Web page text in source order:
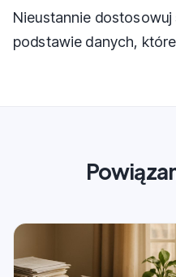
Nieustannie
podstawie danych,